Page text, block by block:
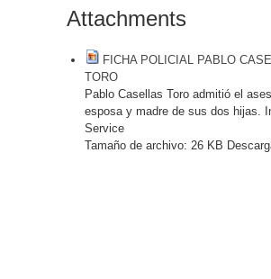
Attachments
FICHA POLICIAL PABLO
TORO
Pablo Casellas Toro admitió el
esposa y madre de sus dos hijas.
Service
Tamaño de archivo: 26 KB